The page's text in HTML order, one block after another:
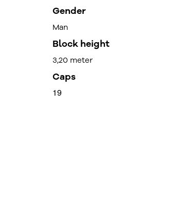
Gender
Man
Block height
3,20 meter
Caps
19